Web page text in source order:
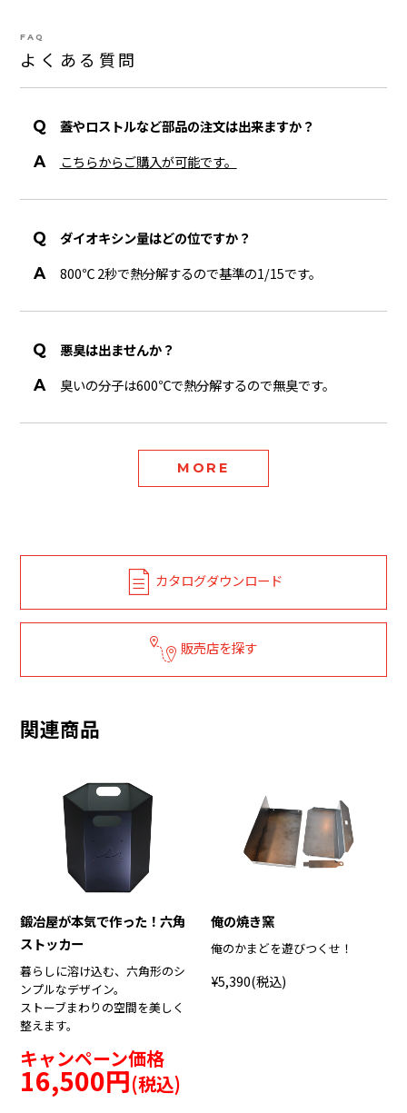
FAQ
よくある質問
蓋やロストルなど部品の注文は出来ますか？
こちらからご購入が可能です。
ダイオキシン量はどの位ですか？
800℃ 2秒で熱分解するので基準の1/15です。
悪臭は出ませんか？
臭いの分子は600℃で熱分解するので無臭です。
MORE
カタログダウンロード
販売店を探す
関連商品
鍛冶屋が本気で作った！六角
ストッカー
暮らしに溶け込む、六角形のシ
ンプルなデザイン。
ストーブまわりの空間を美しく
整えます。
キャンペーン価格
16,500円(税込)
俺の焼き窯
俺のかまどを遊びつくせ！
¥5,390(税込)